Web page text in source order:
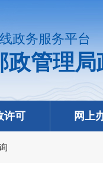
政务服务平台
政管理
许可 网上